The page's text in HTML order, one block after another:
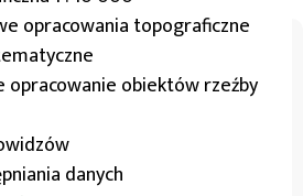
opracowania topograficzne
opracowanie obiektów rzeźby
danych